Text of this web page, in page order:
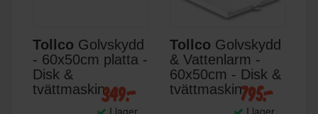
Tollco Golvskydd
- 60x50cm platta -
Disk &
tvättmaskin349:-
I lager
Tollco Golvskydd
& Vattenlarm -
60x50cm - Disk &
tvättmaskin795:-
I lager